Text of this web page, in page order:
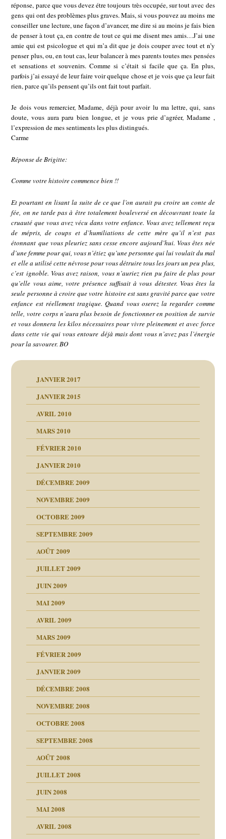
réponse, parce que vous devez étre toujours très occupée, sur tout avec des
gens qui ont des problèmes plus graves. Mais, si vous pouvez au moins me
conseiller une lecture, une façon d’avancer, me dire si au moins je fais bien
de penser à tout ça, en contre de tout ce qui me disent mes amis…J’ai une
amie qui est psicologue et qui m’a dit que je dois couper avec tout et n’y
penser plus, ou, en tout cas, leur balancer à mes parents toutes mes pensées
et sensations et souvenirs. Comme si c’était si facile que ça. En plus,
parfois j’ai essayé de leur faire voir quelque chose et je vois que ça leur fait
rien, parce qu’ils pensent qu’ils ont fait tout parfait.
Je dois vous remercier, Madame, déjà pour avoir lu ma lettre, qui, sans
doute, vous aura paru bien longue, et je vous prie d’agréer, Madame ,
l’expression de mes sentiments les plus distingués.
Carme
Réponse de Brigitte:
Comme votre histoire commence bien !!
Et pourtant en lisant la suite de ce que l’on aurait pu croire un conte de
fée, on ne tarde pas à être totalement bouleversé en découvrant toute la
cruauté que vous avez vécu dans votre enfance. Vous avez tellement reçu
de mépris, de coups et d’humiliations de cette mère qu’il n’est pas
étonnant que vous pleuriez sans cesse encore aujourd’hui. Vous êtes née
d’une femme pour qui, vous n’étiez qu’une personne qui lui voulait du mal
et elle a utilisé cette névrose pour vous détruire tous les jours un peu plus,
c’est ignoble. Vous avez raison, vous n’auriez rien pu faire de plus pour
qu’elle vous aime, votre présence suffisait à vous détester. Vous êtes la
seule personne à croire que votre histoire est sans gravité parce que votre
enfance est réellement tragique. Quand vous oserez la regarder comme
telle, votre corps n’aura plus besoin de fonctionner en position de survie
et vous donnera les kilos nécessaires pour vivre pleinement et avec force
dans cette vie qui vous entoure déjà mais dont vous n’avez pas l’énergie
pour la savourer. BO
JANVIER 2017
JANVIER 2015
AVRIL 2010
MARS 2010
FÉVRIER 2010
JANVIER 2010
DÉCEMBRE 2009
NOVEMBRE 2009
OCTOBRE 2009
SEPTEMBRE 2009
AOÛT 2009
JUILLET 2009
JUIN 2009
MAI 2009
AVRIL 2009
MARS 2009
FÉVRIER 2009
JANVIER 2009
DÉCEMBRE 2008
NOVEMBRE 2008
OCTOBRE 2008
SEPTEMBRE 2008
AOÛT 2008
JUILLET 2008
JUIN 2008
MAI 2008
AVRIL 2008